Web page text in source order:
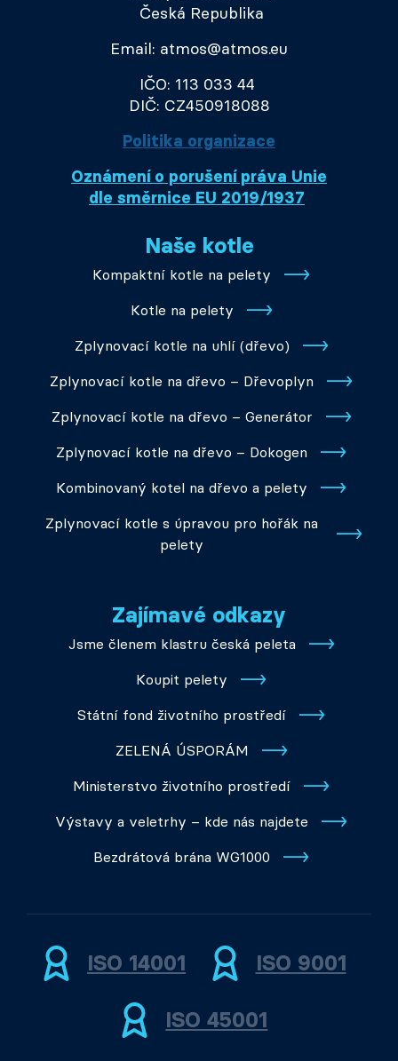
Česká Republika
Email: atmos@atmos.eu
IČO: 113 033 44
DIČ: CZ450918088
Politika organizace
Oznámení o porušení práva Unie
dle směrnice EU 2019/1937
Naše kotle
Kompaktní kotle na pelety
Kotle na pelety
Zplynovací kotle na uhlí (dřevo)
Zplynovací kotle na dřevo – Dřevoplyn
Zplynovací kotle na dřevo – Generátor
Zplynovací kotle na dřevo – Dokogen
Kombinovaný kotel na dřevo a pelety
Zplynovací kotle s úpravou pro hořák na
pelety
Zajímavé odkazy
Jsme členem klastru česká peleta
Koupit pelety
Státní fond životního prostředí
ZELENÁ ÚSPORÁM
Ministerstvo životního prostředí
Výstavy a veletrhy – kde nás najdete
Bezdrátová brána WG1000
ISO 14001 ISO 9001
ISO 45001